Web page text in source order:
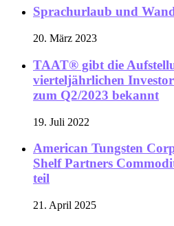
Sprachurlaub und
20. März 2023
TAAT® gibt die
vierteljährlichen
zum Q2/2023 bekannt
19. Juli 2022
American Tungsten
Shelf Partners
teil
21. April 2025